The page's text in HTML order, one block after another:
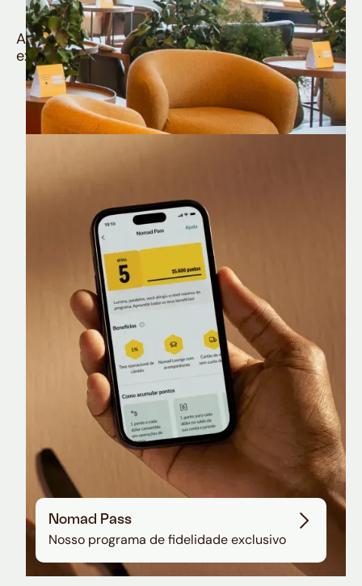
muito mais
Aproveite todos os benefícios e vantagens
exclusivas da sua Conta Internacional
Nomad Lounge
Sala VIP no Aeroporto de Guarulhos
Nomad Pass
Nosso programa de fidelidade exclusivo